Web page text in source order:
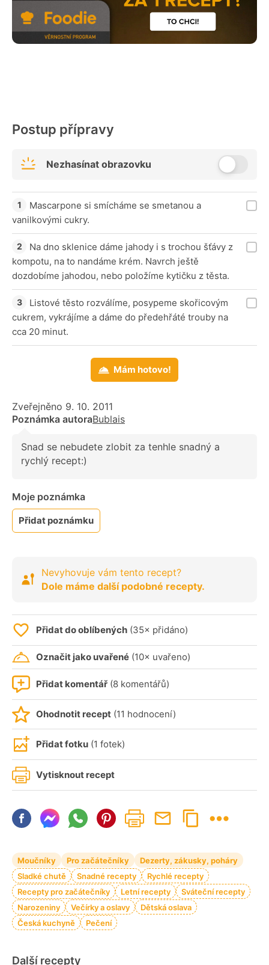
Postup přípravy
Nezhasínat obrazovku
Mascarpone si smícháme se smetanou a
vanilkovými cukry.
Na dno sklenice dáme jahody i s trochou šťávy z
kompotu, na to nandáme krém. Navrch ještě
dozdobíme jahodou, nebo položíme kytičku z těsta.
Listové těsto rozválíme, posypeme skořicovým
cukrem, vykrájíme a dáme do předehřáté trouby na
cca 20 minut.
Mám hotovo!
Zveřejněno 9. 10. 2011
Poznámka autoraBublais
Snad se nebudete zlobit za tenhle snadný a
rychlý recept:)
Moje poznámka
Přidat poznámku
Nevyhovuje vám tento recept?
Dole máme další podobné recepty.
Přidat do oblíbených (35× přidáno)
Označit jako uvařené (10× uvařeno)
Přidat komentář (8 komentářů)
Ohodnotit recept (11 hodnocení)
Přidat fotku (1 fotek)
Vytisknout recept
Moučníky Pro začátečníky
Dezerty, zákusky, poháry
Sladké chutě
Snadné recepty
Rychlé recepty
Recepty pro začátečníky
Letní recepty
Sváteční recepty
Narozeniny
Večírky a oslavy
Dětská oslava
Česká kuchyně
Pečení
Další recepty